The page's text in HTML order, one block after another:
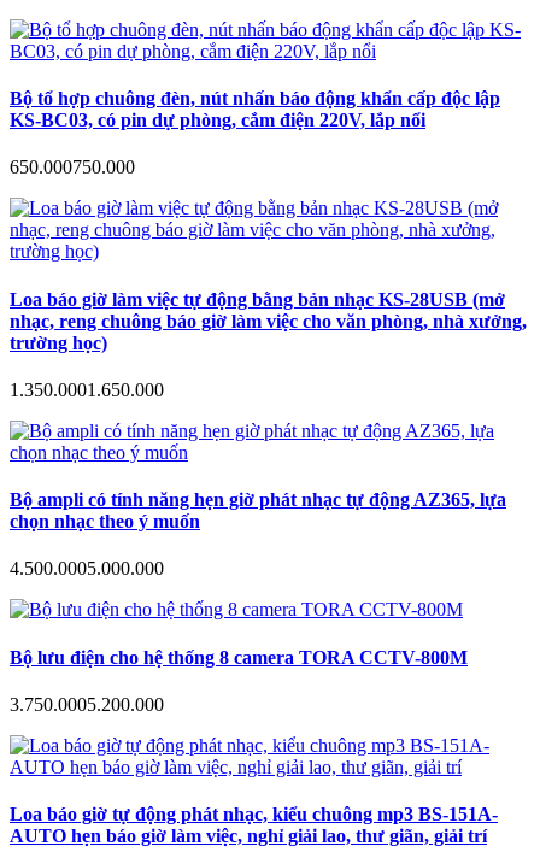
Bộ tổ hợp chuông đèn, nút nhấn báo động khẩn cấp độc lập
KS-BC03, có pin dự phòng, cắm điện 220V, lắp nổi
650.000750.000
Loa báo giờ làm việc tự động bằng bản nhạc KS-28USB (mở
nhạc, reng chuông báo giờ làm việc cho văn phòng, nhà xưởng,
trường học)
1.350.0001.650.000
Bộ ampli có tính năng hẹn giờ phát nhạc tự động AZ365, lựa
chọn nhạc theo ý muốn
4.500.0005.000.000
Bộ lưu điện cho hệ thống 8 camera TORA CCTV-800M
3.750.0005.200.000
Loa báo giờ tự động phát nhạc, kiểu chuông mp3 BS-151A-
AUTO hẹn báo giờ làm việc, nghỉ giải lao, thư giãn, giải trí